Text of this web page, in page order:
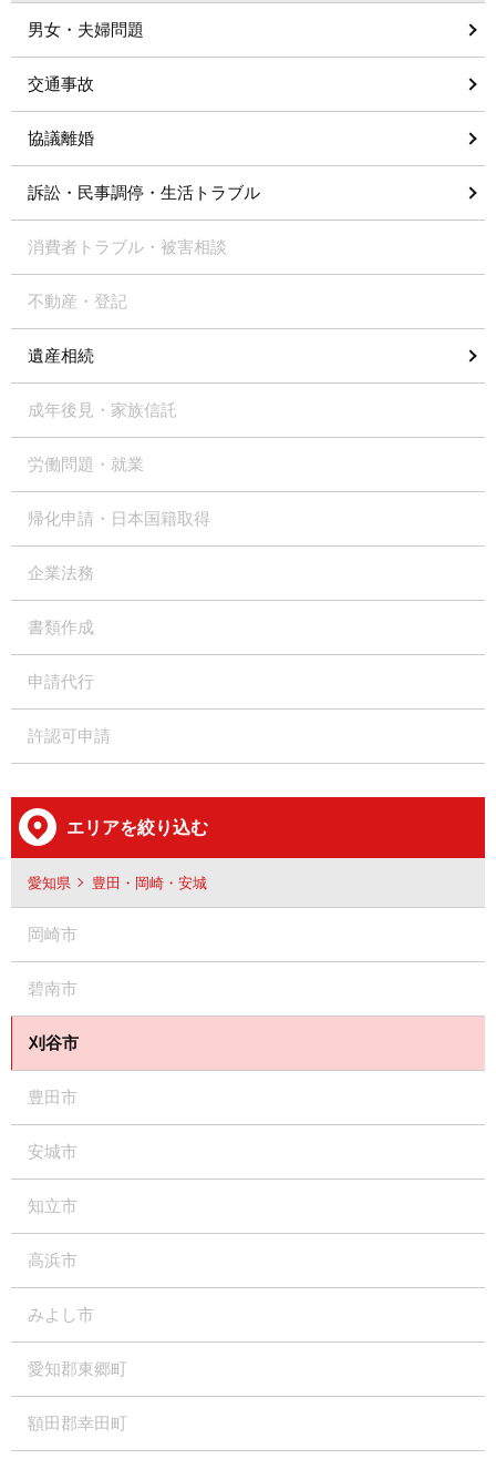
男女・夫婦問題
交通事故
協議離婚
訴訟・民事調停・生活トラブル
消費者トラブル・被害相談
不動産・登記
遺産相続
成年後見・家族信託
労働問題・就業
帰化申請・日本国籍取得
企業法務
書類作成
申請代行
許認可申請
エリアを絞り込む
愛知県 豊田・岡崎・安城
岡崎市
碧南市
刈谷市
豊田市
安城市
知立市
高浜市
みよし市
愛知郡東郷町
額田郡幸田町